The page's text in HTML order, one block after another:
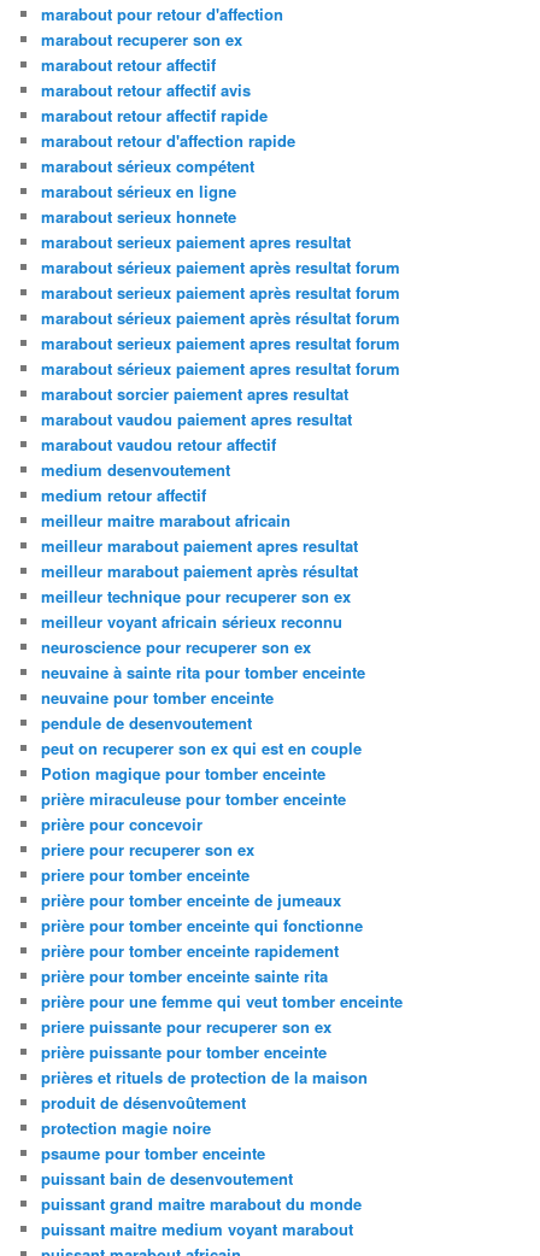
marabout pour retour d'affection
marabout recuperer son ex
marabout retour affectif
marabout retour affectif avis
marabout retour affectif rapide
marabout retour d'affection rapide
marabout sérieux compétent
marabout sérieux en ligne
marabout serieux honnete
marabout serieux paiement apres resultat
marabout sérieux paiement après resultat forum
marabout serieux paiement après resultat forum
marabout sérieux paiement après résultat forum
marabout serieux paiement apres resultat forum
marabout sérieux paiement apres resultat forum
marabout sorcier paiement apres resultat
marabout vaudou paiement apres resultat
marabout vaudou retour affectif
medium desenvoutement
medium retour affectif
meilleur maitre marabout africain
meilleur marabout paiement apres resultat
meilleur marabout paiement après résultat
meilleur technique pour recuperer son ex
meilleur voyant africain sérieux reconnu
neuroscience pour recuperer son ex
neuvaine à sainte rita pour tomber enceinte
neuvaine pour tomber enceinte
pendule de desenvoutement
peut on recuperer son ex qui est en couple
Potion magique pour tomber enceinte
prière miraculeuse pour tomber enceinte
prière pour concevoir
priere pour recuperer son ex
priere pour tomber enceinte
prière pour tomber enceinte de jumeaux
prière pour tomber enceinte qui fonctionne
prière pour tomber enceinte rapidement
prière pour tomber enceinte sainte rita
prière pour une femme qui veut tomber enceinte
priere puissante pour recuperer son ex
prière puissante pour tomber enceinte
prières et rituels de protection de la maison
produit de désenvoûtement
protection magie noire
psaume pour tomber enceinte
puissant bain de desenvoutement
puissant grand maitre marabout du monde
puissant maitre medium voyant marabout